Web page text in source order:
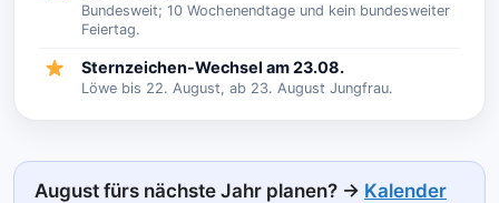
Bundesweit; 10 Wochenendtage und kein bundesweiter
Feiertag.
Sternzeichen-Wechsel am 23.08.
Löwe bis 22. August, ab 23. August Jungfrau.
August fürs nächste Jahr planen? → Kalender